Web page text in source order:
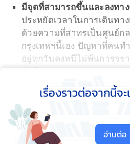
มีจุดที่สามารถขึ้นและลงทา
ประหยัดเวลาในการเดินทา
ด้วยความที่สาทรเป็นศูนย์ก
กรุงเทพฯนี้เอง ปัญหาที่คน
อยู่ทุกวันคงหนีไม่พ้นการจร
โชคดีของคนทำงานในย่าน
สาธารณะให้เลือกใช้ได้หล
รถไฟฟ้าบนดิน (BTS) สถา
ต่อกับรถไฟฟ้าใต้ดิน
พิเศษ (BRT) สถานีสาทร ซึ่
เรื่องราวต่อจากนี้จะ
อ่านต่อ